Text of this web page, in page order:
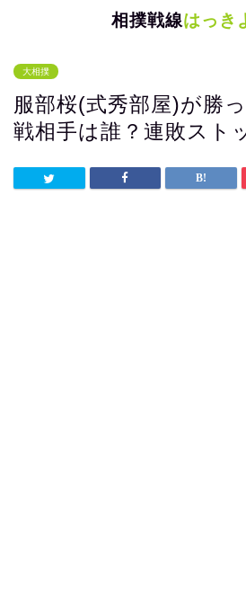
相撲戦線はっき
大相撲
服部桜(式秀部屋)が勝
戦相手は誰？連敗スト